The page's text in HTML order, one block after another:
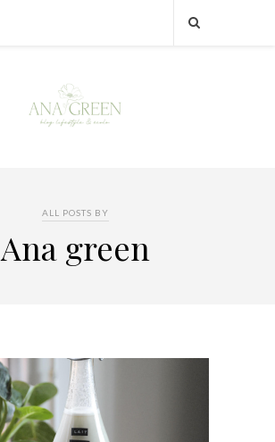
ALL POSTS BY
Ana green